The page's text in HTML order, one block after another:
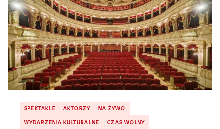
SPEKTAKLE AKTORZY
NA ŻYWO
WYDARZENIA KULTURALNE
CZAS WOLNY